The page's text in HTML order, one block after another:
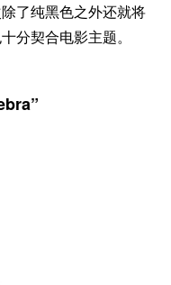
了纯黑色之外还就将
分契合电影主题。